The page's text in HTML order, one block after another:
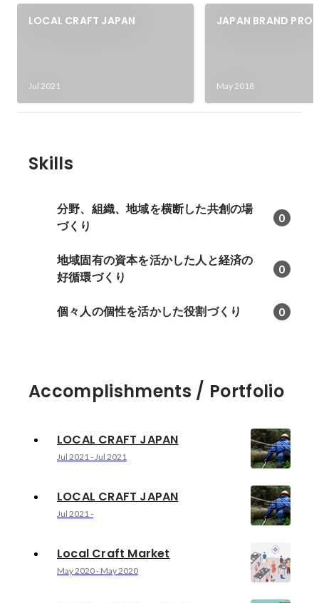
LOCAL CRAFT JAPAN
Jul 2021
JAPAN BRAND
May 2018
Skills
分野、組織、地域を横断した共創の場
づくり
0
地域固有の資本を活かした人と経済の
好循環づくり
0
個々人の個性を活かした役割づくり 0
Accomplishments / Portfolio
LOCAL CRAFT JAPAN
Jul 2021-Jul 2021
LOCAL CRAFT JAPAN
Jul 2021-
Local Craft Market
May 2020- May 2020